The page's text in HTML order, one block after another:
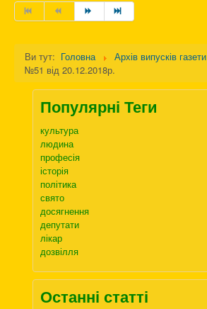
Ви тут: Головна
Архів випусків газети
№51 від 20.12.2018р.
Популярні Теги
культура
людина
професія
історія
політика
свято
досягнення
депутати
лікар
дозвілля
Останні статті